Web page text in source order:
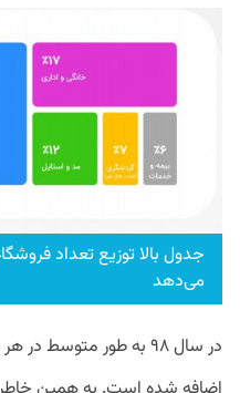
جدول بالا توزیع تعداد
می‌دهد
در سال ۹۸ به طور متوسط